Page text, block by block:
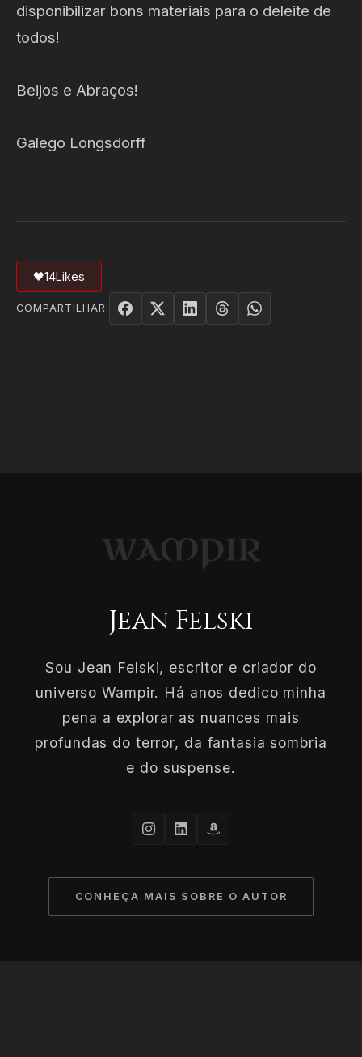
disponibilizar bons materiais para o deleite de
todos!
Beijos e Abraços!
Galego Longsdorff
🖤14Likes
COMPARTILHAR:
Jean Felski
Sou Jean Felski, escritor e criador do
universo Wampir. Há anos dedico minha
pena a explorar as nuances mais
profundas do terror, da fantasia sombria
e do suspense.
CONHEÇA MAIS SOBRE O AUTOR